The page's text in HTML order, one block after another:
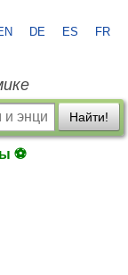
DE ES FR
Найти!
⚽